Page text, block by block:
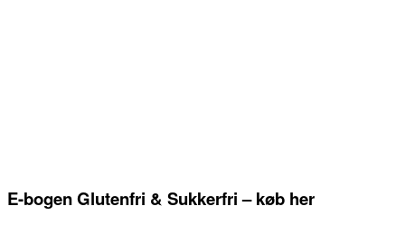
E-bogen Glutenfri & Sukkerfri – køb her